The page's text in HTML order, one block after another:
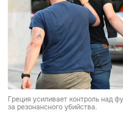
Греция усиливает контроль над
за резонансного убийства.